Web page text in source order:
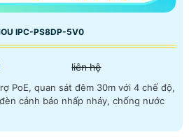
IPC-PS8DP-5V0
liên hệ
PoE, quan sát đêm 30m với 4 chế độ,
cảnh báo nhấp nháy, chống nước